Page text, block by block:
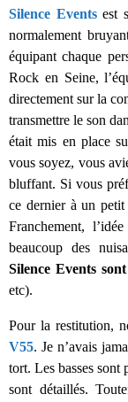
Silence Eventsest
normalement
équipant chaque
Rock en Seine,
directement sur la
transmettre le son
était mis en place
vous soyez, vous
bluffant. Si vous
ce dernier à un petit
Franchement,
beaucoup des
Silence Events
etc).
Pour la restitution,
V55. Je n’avais
tort. Les basses sont
sont détaillés.